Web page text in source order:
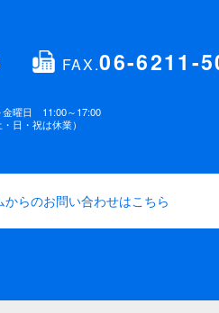
FAX.06-6211-
金曜日 11:00～17:00
・日・祝は休業）
からのお問い合わせはこちら